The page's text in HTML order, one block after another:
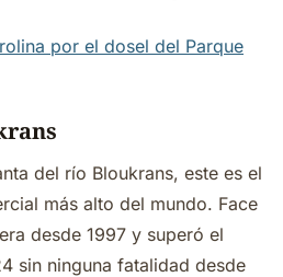
por el dosel del Parque
del río Bloukrans, este es el
más alto del mundo. Face
desde 1997 y superó el
sin ninguna fatalidad desde